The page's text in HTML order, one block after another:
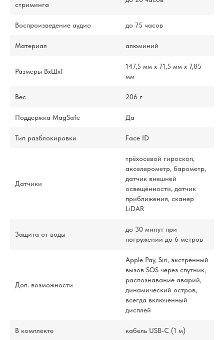
стриминга
Воспроизведение аудио до 75 часов
Материал алюминий
Размеры ВхШхТ
147,5 мм x 71,5 мм x 7,85
мм
Вес 206 г
Поддержка MagSafe Да
Тип разблокировки Face ID
Датчики
трёхосевой гироскоп,
акселерометр, барометр,
датчик внешней
освещённости, датчик
приближения, сканер
LiDAR
Защита от воды
до 30 минут при
погружении до 6 метров
Доп. возможности
Apple Pay, Siri, экстренный
вызов SOS через спутник,
распознавание аварий,
динамический остров,
всегда включенный
дисплей
В комплекте кабель USB-С (1 м)